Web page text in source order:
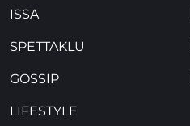
ISSA
SPETTAKLU
GOSSIP
LIFESTYLE